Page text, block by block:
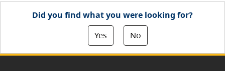
Did you find what you were looking for?
Yes
No